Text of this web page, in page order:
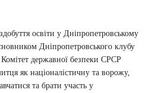
освіти у Дніпропетровському
Дніпропетровського клубу
державної безпеки СРСР
як націоналістичну та ворожу,
та брати участь у